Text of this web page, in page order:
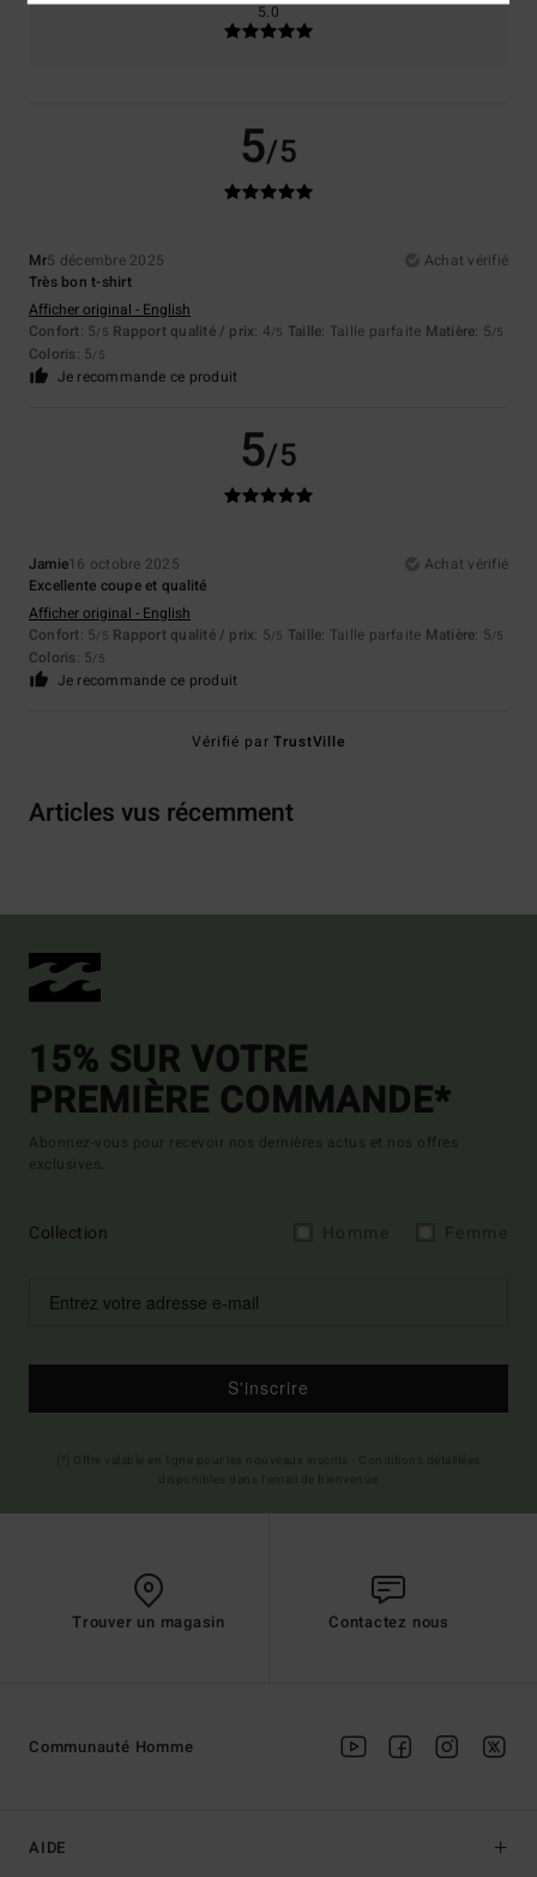
5.0
5/5
Mr5 décembre 2025
Achat vérifié
Très bon t-shirt
Afficher original - English
Confort: 5/5 Rapport qualité / prix: 4/5 Taille: Taille parfaite Matière: 5/5
Coloris: 5/5
Je recommande ce produit
5/5
Jamie16 octobre 2025
Achat vérifié
Excellente coupe et qualité
Afficher original - English
Confort: 5/5 Rapport qualité / prix: 5/5 Taille: Taille parfaite Matière: 5/5
Coloris: 5/5
Je recommande ce produit
Vérifié parTrustVille
Articles vus récemment
15% SUR VOTRE
PREMIÈRE COMMANDE*
Abonnez-vous pour recevoir nos dernières actus et nos offres
exclusives.
Collection
S'inscrire
Trouver un magasin Contactez nous
AIDE
Communauté Homme